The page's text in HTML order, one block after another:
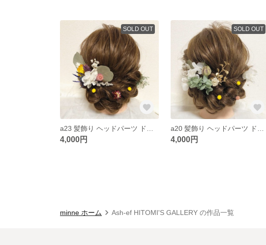
SOLD OUT
4,000円
SOLD OUT
4,000円
minne ホーム Ash-ef HITOMI'S GALLERY の作品一覧